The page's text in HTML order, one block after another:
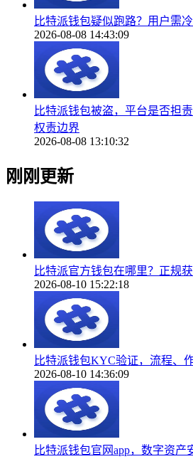
比特派钱包疑似跑路？用户需
2026-08-08 14:43:09
比特派钱包被盗，平台是否担
权责边界
2026-08-08 13:10:32
刚刚更新
比特派官方钱包在哪里？正规
2026-08-10 15:22:18
比特派钱包KYC验证，流程、
2026-08-10 14:36:09
比特派钱包官网app，数字资产